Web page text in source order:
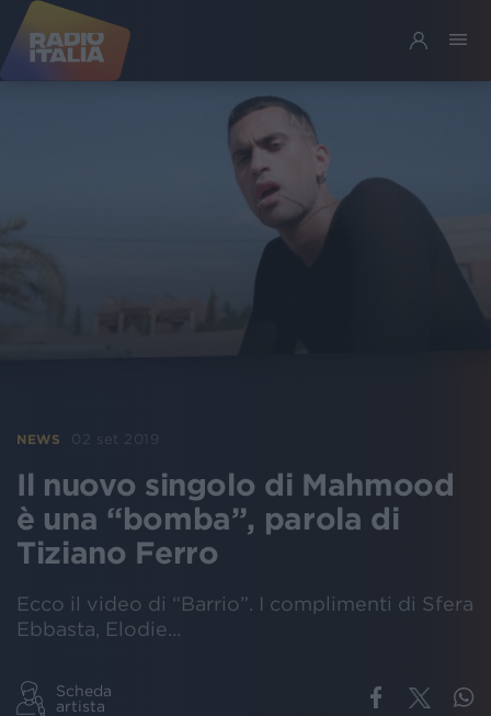
NEWS 02 set 2019
Il nuovo singolo di Mahmood
è una “bomba”, parola di
Tiziano Ferro
Ecco il video di “Barrio”. I complimenti di Sfera
Ebbasta, Elodie...
Scheda
artista